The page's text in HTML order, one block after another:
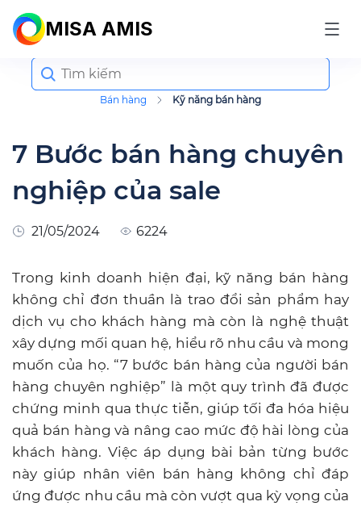
MISA AMIS
Bán hàng Kỹ năng bán hàng
Search
for:
7 Bước bán hàng chuyên
nghiệp của sale
21/05/2024 6224
Trong kinh doanh hiện đại, kỹ năng bán hàng
không chỉ đơn thuần là trao đổi sản phẩm hay
dịch vụ cho khách hàng mà còn là nghệ thuật
xây dựng mối quan hệ, hiểu rõ nhu cầu và mong
muốn của họ. “7 bước bán hàng của người bán
hàng chuyên nghiệp” là một quy trình đã được
chứng minh qua thực tiễn, giúp tối đa hóa hiệu
quả bán hàng và nâng cao mức độ hài lòng của
khách hàng. Việc áp dụng bài bản từng bước
này giúp nhân viên bán hàng không chỉ đáp
ứng được nhu cầu mà còn vượt qua kỳ vọng của